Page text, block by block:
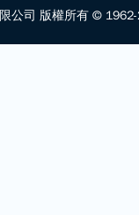
公司 版權所有 ©